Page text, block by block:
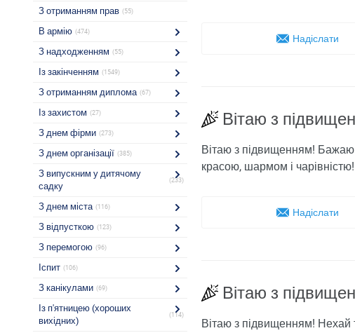
З отриманням прав (55)
В армію (474)
З надходженням (55)
Із закінченням (1549)
З отриманням диплома (67)
Із захистом (27)
З днем ​​фірми (273)
З днем ​​організації (385)
З випускним у дитячому
садку
(233)
З днем ​​міста (116)
З відпусткою (123)
З перемогою (96)
Іспит (106)
З канікулами (69)
Із п'ятницею (хороших
вихідних)
(114)
Надіслати
Вітаю з
Вітаю з підвищенням! Бажаю
красою, шармом і чарівністю!
Надіслати
Вітаю з
Вітаю з підвищенням! Нехай